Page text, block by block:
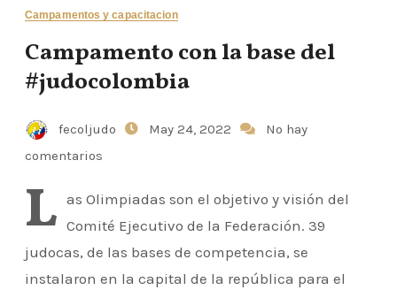
Campamentos y capacitacion
Campamento con la base del
#judocolombia
fecoljudo May 24, 2022
No hay
comentarios
L as Olimpiadas son el objetivo y visión del
Comité Ejecutivo de la Federación. 39
judocas, de las bases de competencia, se
instalaron en la capital de la república para el